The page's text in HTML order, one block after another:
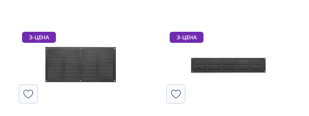
Э-ЦЕНА Э-ЦЕНА